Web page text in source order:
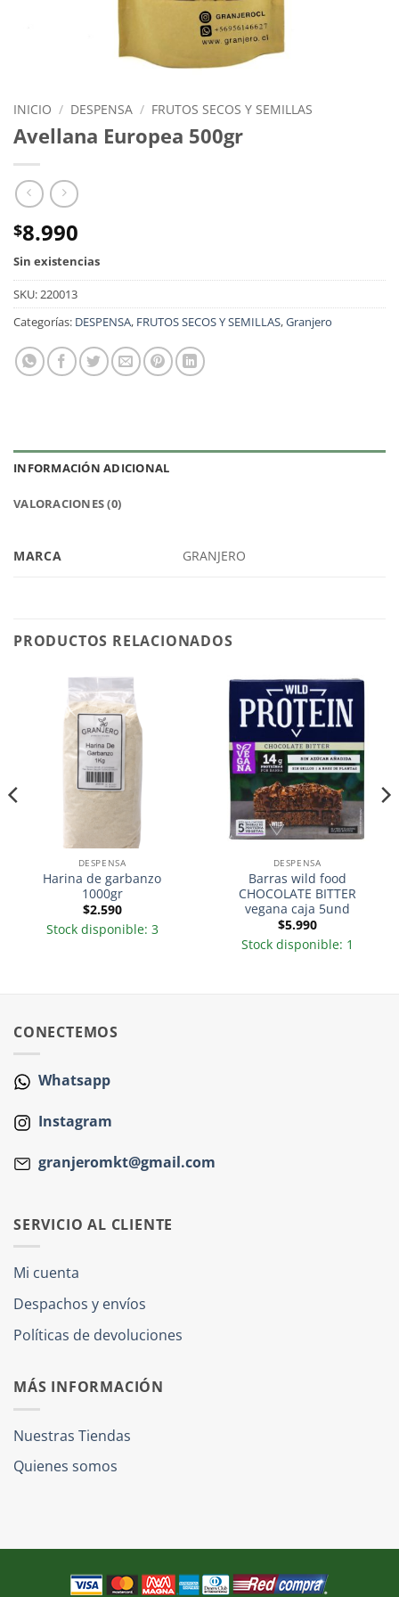
INICIO / DESPENSA / FRUTOS SECOS Y SEMILLAS
Avellana Europea 500gr
$8.990
Sin existencias
SKU:220013
Categorías: DESPENSA, FRUTOS SECOS Y SEMILLAS,Granjero
INFORMACIÓN ADICIONAL
VALORACIONES (0)
MARCA GRANJERO
PRODUCTOS RELACIONADOS
DESPENSA
Harina de garbanzo
1000gr
$2.590
Stock disponible: 3
DESPENSA
Barras wild food
CHOCOLATE BITTER
vegana caja 5und
$5.990
Stock disponible: 1
CONECTEMOS
Whatsapp
Instagram
granjeromkt@gmail.com
SERVICIO AL CLIENTE
Mi cuenta
Despachos y envíos
Políticas de devoluciones
MÁS INFORMACIÓN
Nuestras Tiendas
Quienes somos